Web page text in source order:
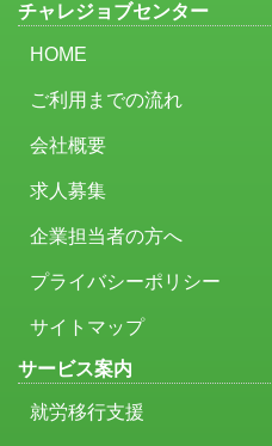
チャレジョブセンター
HOME
ご利用までの流れ
会社概要
求人募集
企業担当者の方へ
プライバシーポリシー
サイトマップ
サービス案内
就労移行支援